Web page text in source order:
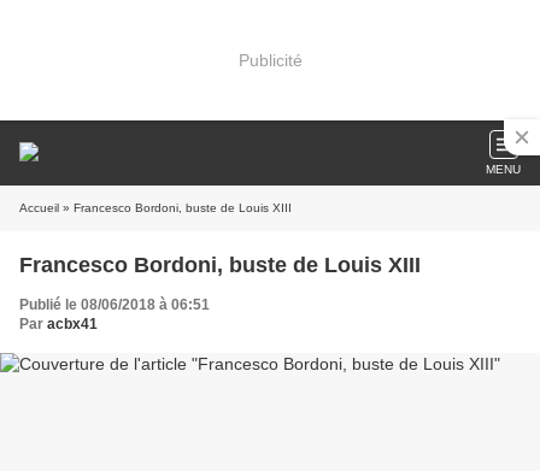
Publicité
MENU
Accueil » Francesco Bordoni, buste de Louis XIII
Francesco Bordoni, buste de Louis XIII
Publié le 08/06/2018 à 06:51
Par acbx41